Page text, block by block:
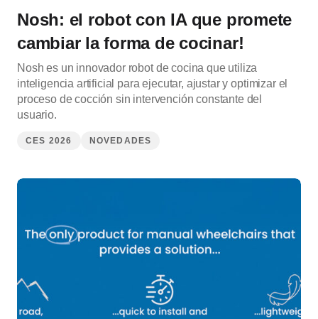
Nosh: el robot con IA que promete
cambiar la forma de cocinar!
Nosh es un innovador robot de cocina que utiliza
inteligencia artificial para ejecutar, ajustar y optimizar el
proceso de cocción sin intervención constante del
usuario.
CES 2026 NOVEDADES